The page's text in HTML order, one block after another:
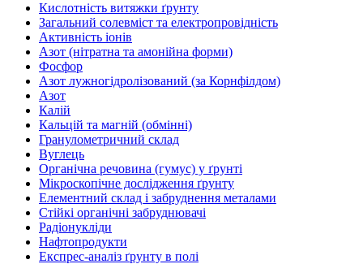
Кислотність витяжки ґрунту
Загальний солевміст та електропровідність
Активність іонів
Азот (нітратна та амонійна форми)
Фосфор
Азот лужногідролізований (за Корнфілдом)
Азот
Калій
Кальцій та магній (обмінні)
Гранулометричний склад
Вуглець
Органічна речовина (гумус) у ґрунті
Мікроскопічне дослідження ґрунту
Елементний склад і забруднення металами
Стійкі органічні забруднювачі
Радіонукліди
Нафтопродукти
Експрес-аналіз ґрунту в полі